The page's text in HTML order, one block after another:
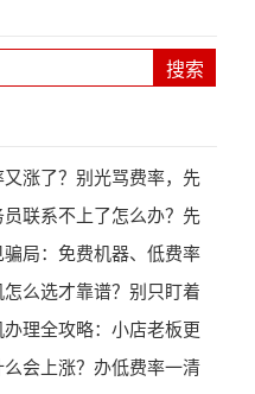
搜索
涨了？别光骂费率，先
续用
联系不上了怎么办？先
理
局：免费机器、低费率
么选才靠谱？别只盯着
理全攻略：小店老板更
会上涨？办低费率一清